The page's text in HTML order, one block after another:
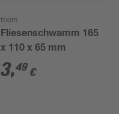
toom
Fliesenschwamm 165
x 110 x 65 mm
3,49 €